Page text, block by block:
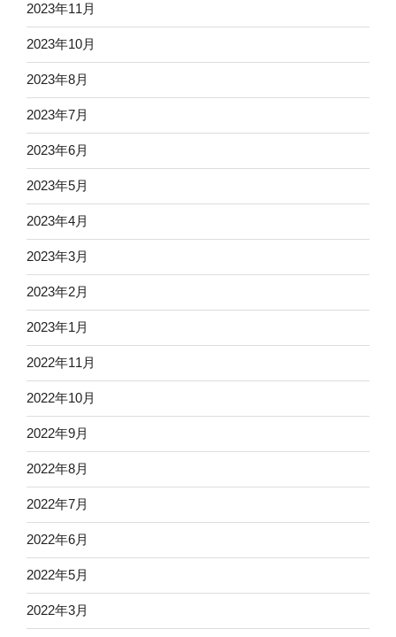
2023年11月
2023年10月
2023年8月
2023年7月
2023年6月
2023年5月
2023年4月
2023年3月
2023年2月
2023年1月
2022年11月
2022年10月
2022年9月
2022年8月
2022年7月
2022年6月
2022年5月
2022年3月